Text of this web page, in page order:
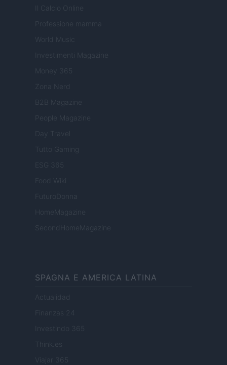
Il Calcio Online
Professione mamma
World Music
Investimenti Magazine
Money 365
Zona Nerd
B2B Magazine
People Magazine
Day Travel
Tutto Gaming
ESG 365
Food Wiki
FuturoDonna
HomeMagazine
SecondHomeMagazine
SPAGNA E AMERICA LATINA
Actualidad
Finanzas 24
Investindo 365
Think.es
Viajar 365